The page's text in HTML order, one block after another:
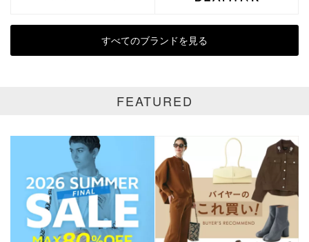
通常商品
新着
ラスト1
在庫あり
カラー
すべてのブランドを見る
FEATURED